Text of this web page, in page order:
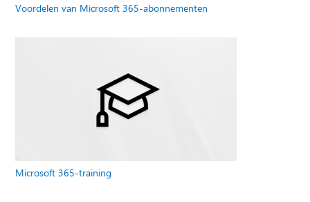
Voordelen van Microsoft 365-abonnementen
Microsoft 365-training